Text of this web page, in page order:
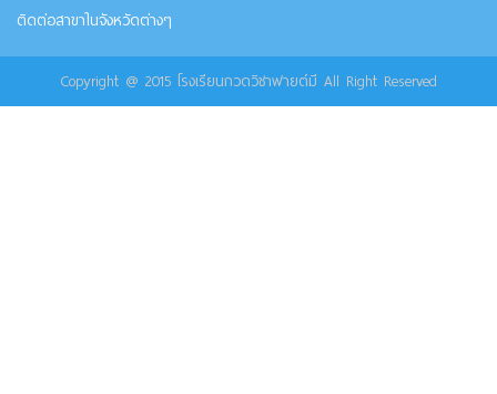
ติดต่อสาขาในจังหวัดต่างๆ
Copyright @ 2015 โรงเรียนกวดวิชาฟายต์มี All Right Reserved